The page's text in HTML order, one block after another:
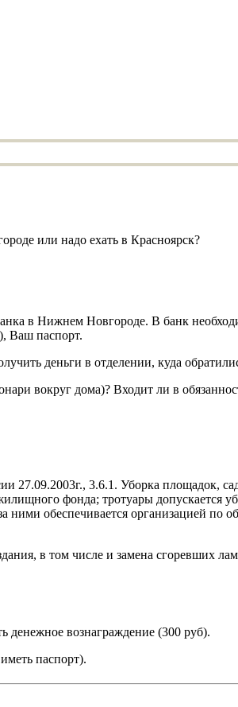
или надо ехать в Красноярск?
в Нижнем Новгороде. В банк
Ваш паспорт.
деньги в отделении, куда
вокруг дома)? Входит ли в
27.09.2003г., 3.6.1. Уборка площадок,
фонда; тротуары допускается
ними обеспечивается организацией по
в том числе и замена сгоревших
денежное вознаграждение (300 руб).
паспорт).